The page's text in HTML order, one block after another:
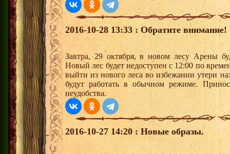
2016-10-28 13:33 : Обратите внимание!
Завтра, 29 октября, в новом лесу Арены
Новый лес будет недоступен с 12:00 по
выйти из нового леса во избежании утери
будут работать в обычном режиме.
неудобства.
2016-10-27 14:20 : Новые образы.